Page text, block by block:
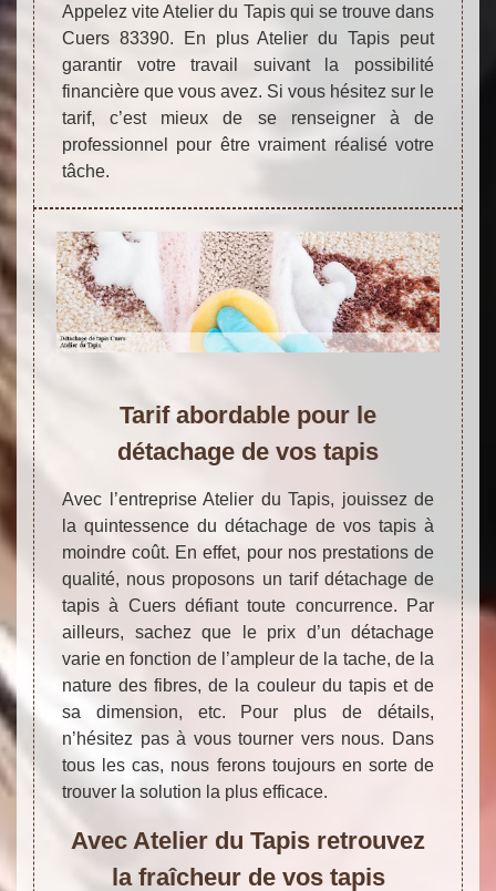
Appelez vite Atelier du Tapis qui se trouve dans
Cuers 83390. En plus Atelier du Tapis peut
garantir votre travail suivant la possibilité
financière que vous avez. Si vous hésitez sur le
tarif, c’est mieux de se renseigner à de
professionnel pour être vraiment réalisé votre
tâche.
Tarif abordable pour le
détachage de vos tapis
Avec l’entreprise Atelier du Tapis, jouissez de
la quintessence du détachage de vos tapis à
moindre coût. En effet, pour nos prestations de
qualité, nous proposons un tarif détachage de
tapis à Cuers défiant toute concurrence. Par
ailleurs, sachez que le prix d’un détachage
varie en fonction de l’ampleur de la tache, de la
nature des fibres, de la couleur du tapis et de
sa dimension, etc. Pour plus de détails,
n’hésitez pas à vous tourner vers nous. Dans
tous les cas, nous ferons toujours en sorte de
trouver la solution la plus efficace.
Avec Atelier du Tapis retrouvez
la fraîcheur de vos tapis